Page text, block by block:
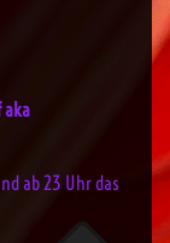
aka
ab 23 Uhr das